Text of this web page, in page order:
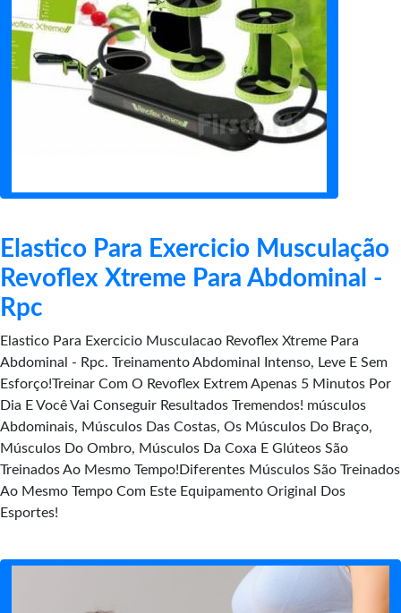
Elastico Para Exercicio Musculação
Revoflex Xtreme Para Abdominal -
Rpc
Elastico Para Exercicio Musculacao Revoflex Xtreme Para
Abdominal - Rpc. Treinamento Abdominal Intenso, Leve E Sem
Esforço!Treinar Com O Revoflex Extrem Apenas 5 Minutos Por
Dia E Você Vai Conseguir Resultados Tremendos! músculos
Abdominais, Músculos Das Costas, Os Músculos Do Braço,
Músculos Do Ombro, Músculos Da Coxa E Glúteos São
Treinados Ao Mesmo Tempo!Diferentes Músculos São Treinados
Ao Mesmo Tempo Com Este Equipamento Original Dos
Esportes!